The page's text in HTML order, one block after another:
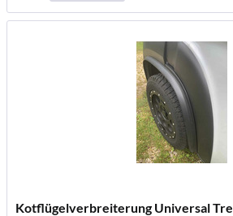
Kotflügelverbreiterung Universal